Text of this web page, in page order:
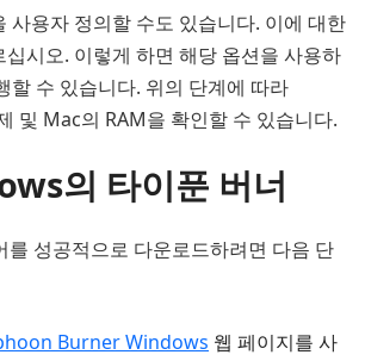
사용자 정의할 수도 있습니다. 이에 대한
시오. 이렇게 하면 해당 옵션을 사용하
할 수 있습니다. 위의 단계에 따라
및 Mac의 RAM을 확인할 수 있습니다.
의 타이푼 버너
를 성공적으로 다운로드하려면 다음 단
Burner Windows 웹 페이지를 사